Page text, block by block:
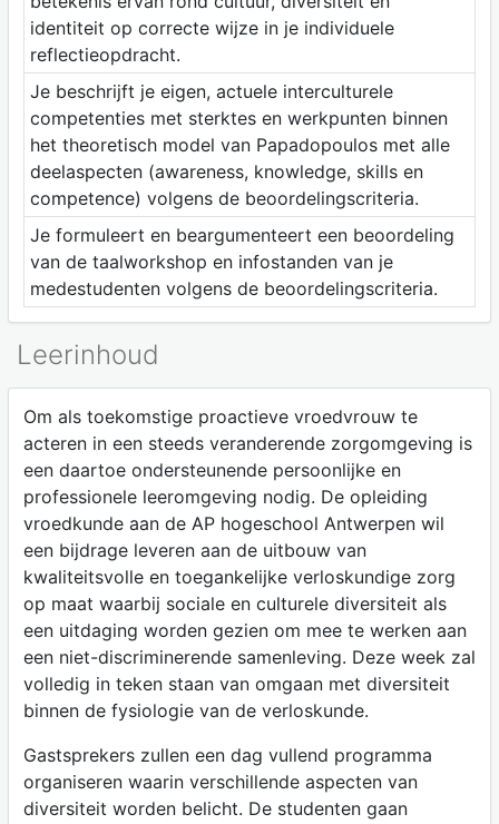
identiteit op correcte wijze in je individuele
reflectieopdracht.
Je beschrijft je eigen, actuele interculturele
competenties met sterktes en werkpunten binnen
het theoretisch model van Papadopoulos met alle
deelaspecten (awareness, knowledge, skills en
competence) volgens de beoordelingscriteria.
Je formuleert en beargumenteert een beoordeling
van de taalworkshop en infostanden van je
medestudenten volgens de beoordelingscriteria.
Leerinhoud
Om als toekomstige proactieve vroedvrouw te
acteren in een steeds veranderende zorgomgeving is
een daartoe ondersteunende persoonlijke en
professionele leeromgeving nodig. De opleiding
vroedkunde aan de AP hogeschool Antwerpen wil
een bijdrage leveren aan de uitbouw van
kwaliteitsvolle en toegankelijke verloskundige zorg
op maat waarbij sociale en culturele diversiteit als
een uitdaging worden gezien om mee te werken aan
een niet-discriminerende samenleving. Deze week zal
volledig in teken staan van omgaan met diversiteit
binnen de fysiologie van de verloskunde.
Gastsprekers zullen een dag vullend programma
organiseren waarin verschillende aspecten van
diversiteit worden belicht. De studenten gaan